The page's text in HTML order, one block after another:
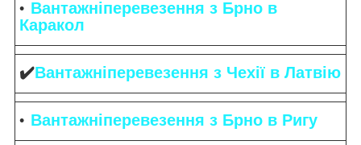
Вантажніперевезення з Брно в
Каракол
✔️Вантажніперевезення з Чехії в Латвію
Вантажніперевезення з Брно в Ригу